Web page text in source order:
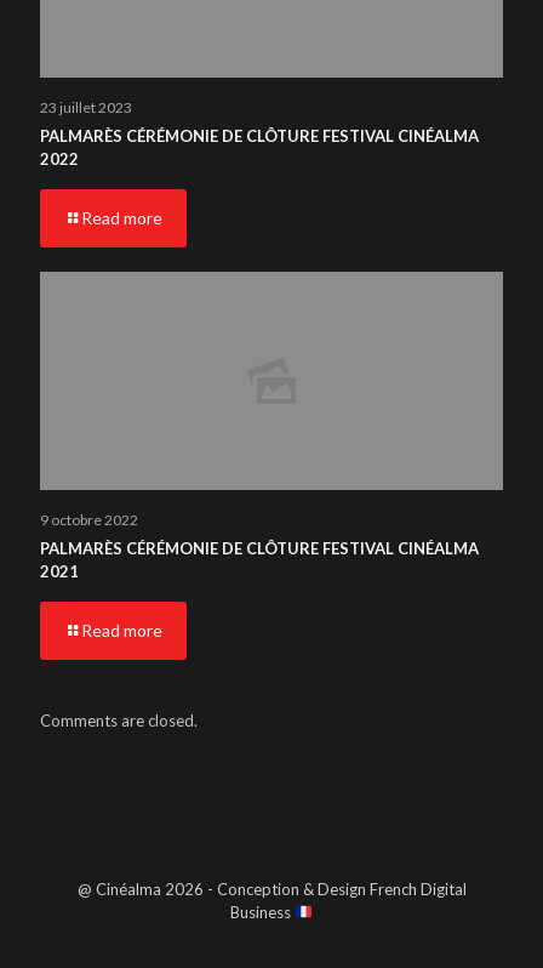
23 juillet 2023
PALMARÈS CÉRÉMONIE DE CLÔTURE FESTIVAL CINÉALMA
2022
Read more
9 octobre 2022
PALMARÈS CÉRÉMONIE DE CLÔTURE FESTIVAL CINÉALMA
2021
Read more
Comments are closed.
@ Cinéalma 2026 - Conception & Design French Digital
Business